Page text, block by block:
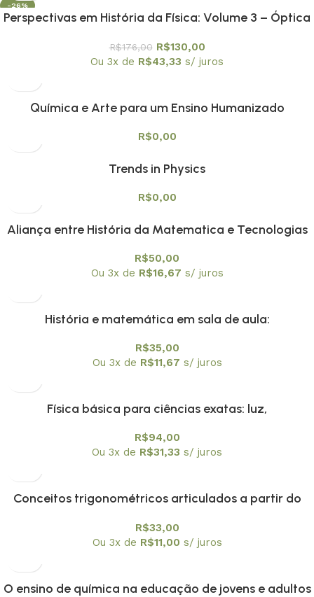
-26%
Perspectivas em História da Física: Volume 3 – Óptica
R$176,00 R$130,00
Ou 3x de R$43,33 s/ juros
Química e Arte para um Ensino Humanizado
R$0,00
Trends in Physics
R$0,00
Aliança entre História da Matematica e Tecnologias
R$50,00
Ou 3x de R$16,67 s/ juros
História e matemática em sala de aula:
R$35,00
Ou 3x de R$11,67 s/ juros
Física básica para ciências exatas: luz,
R$94,00
Ou 3x de R$31,33 s/ juros
Conceitos trigonométricos articulados a partir do
historia e ensino de matamática
R$33,00
Ou 3x de R$11,00 s/ juros
O ensino de química na educação de jovens e adultos